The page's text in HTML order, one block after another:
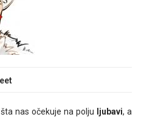
nas očekuje na polju ljubavi, a